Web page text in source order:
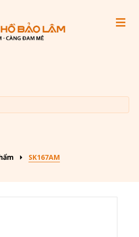
SK167AM